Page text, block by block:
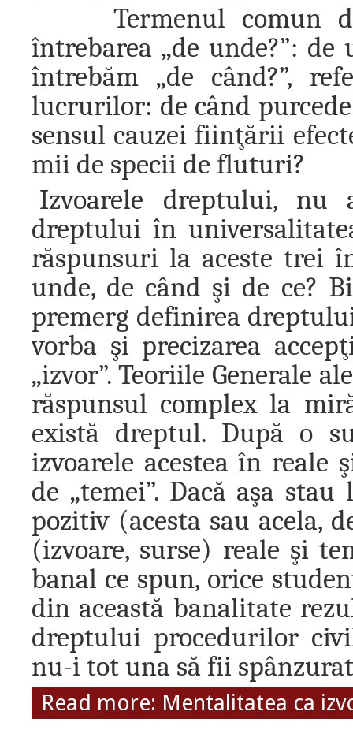
Termenul comun de
întrebarea „de unde?”:
întrebăm „de când?”,
lucrurilor: de când purcede
sensul cauzei fiinţării
mii de specii de fluturi?
Izvoarele dreptului, nu
dreptului în
răspunsuri la aceste trei
unde, de când şi de ce?
premerg definirea
vorba şi precizarea
„izvor”. Teoriile Generale
răspunsul complex la
există dreptul. După o
izvoarele acestea în reale
de „temei”. Dacă aşa
pozitiv (acesta sau acela,
(izvoare, surse) reale şi
banal ce spun, orice
din această banalitate
dreptului procedurilor
nu-i tot una să fii
Read more: Mentalitatea ca